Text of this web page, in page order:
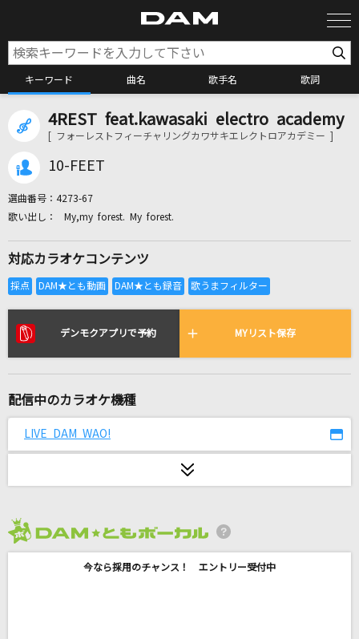
キーワード 曲名 歌手名 歌詞
カラオケ検索
全国りれき
リアルタイムで歌われている曲の一覧
恋風邪にのせて
奏(かなで)
4REST feat.kawasaki electro academy
[ フォーレストフィーチャリングカワサキエレクトロアカデミー ]
10-FEET
選曲番号： 4273-67
My,my forest. My forest.
対応カラオケコンテンツ
デンモクアプリで予約 MYリスト保存
配信中のカラオケ機種
LIVE DAM WAO!
今なら採用のチャンス！ エントリー受付中